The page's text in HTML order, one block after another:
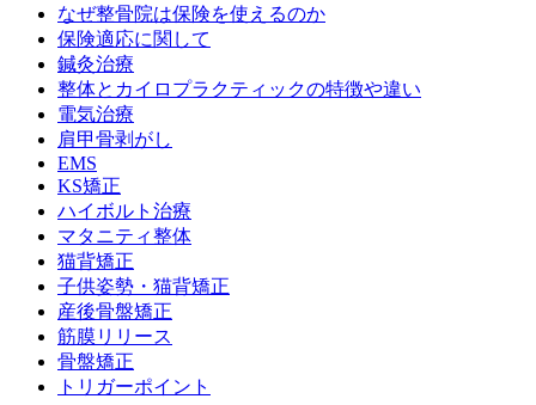
なぜ整骨院は保険を使えるのか
保険適応に関して
鍼灸治療
整体とカイロプラクティックの特徴や違い
電気治療
肩甲骨剥がし
EMS
KS矯正
ハイボルト治療
マタニティ整体
猫背矯正
子供姿勢・猫背矯正
産後骨盤矯正
筋膜リリース
骨盤矯正
トリガーポイント